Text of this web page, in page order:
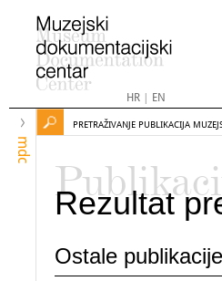
HR| EN
mdc
PRETRAŽIVANJE PUBLIKACIJA
Rezultat
Ostale publikacije